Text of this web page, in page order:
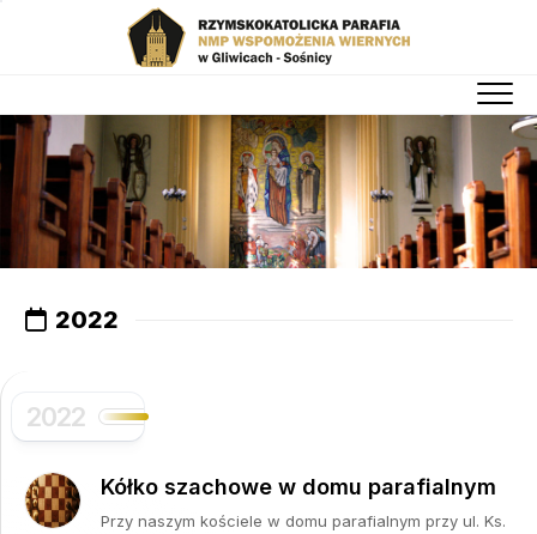
2022
2022
Kółko szachowe w domu parafialnym
Przy naszym kościele w domu parafialnym przy ul. Ks.